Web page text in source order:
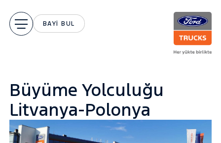
BAYİ BUL
Büyüme Yolculuğu
Litvanya-Polonya